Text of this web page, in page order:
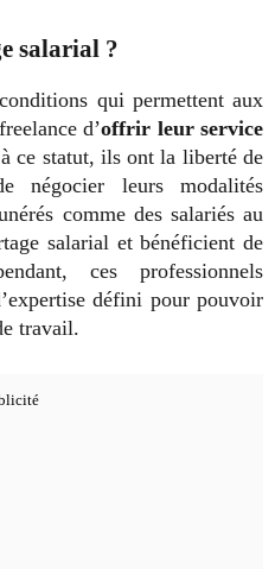
salarial ?
qui permettent aux
d’offrir leur service
ce statut, ils ont la liberté de
négocier leurs modalités
comme des salariés au
salarial et bénéficient de
ces professionnels
défini pour pouvoir
travail.